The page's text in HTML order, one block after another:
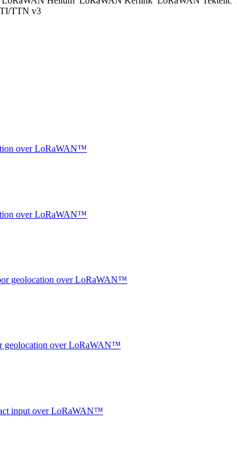
TTN v3
over LoRaWAN™
over LoRaWAN™
geolocation over LoRaWAN™
geolocation over LoRaWAN™
input over LoRaWAN™